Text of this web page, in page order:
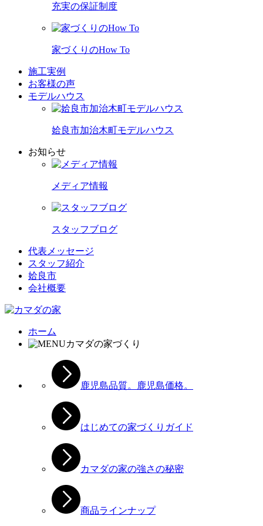
充実の保証制度
家づくりのHow To
施工実例
お客様の声
モデルハウス
姶良市加治木町モデルハウス
お知らせ
メディア情報
スタッフブログ
代表メッセージ
スタッフ紹介
姶良市
会社概要
ホーム
カマダの家づくり
鹿児島品質。鹿児島価格。
はじめての家づくりガイド
カマダの家の強さの秘密
商品ラインナップ